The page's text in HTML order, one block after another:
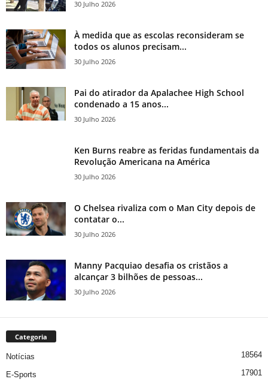
30 Julho 2026
À medida que as escolas reconsideram se
todos os alunos precisam...
30 Julho 2026
Pai do atirador da Apalachee High School
condenado a 15 anos...
30 Julho 2026
Ken Burns reabre as feridas fundamentais da
Revolução Americana na América
30 Julho 2026
O Chelsea rivaliza com o Man City depois de
contatar o...
30 Julho 2026
Manny Pacquiao desafia os cristãos a
alcançar 3 bilhões de pessoas...
30 Julho 2026
Categoria
Notícias 18564
E-Sports 17901